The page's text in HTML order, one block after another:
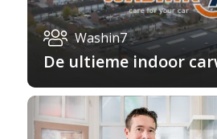
Washin7
De ultieme indoor